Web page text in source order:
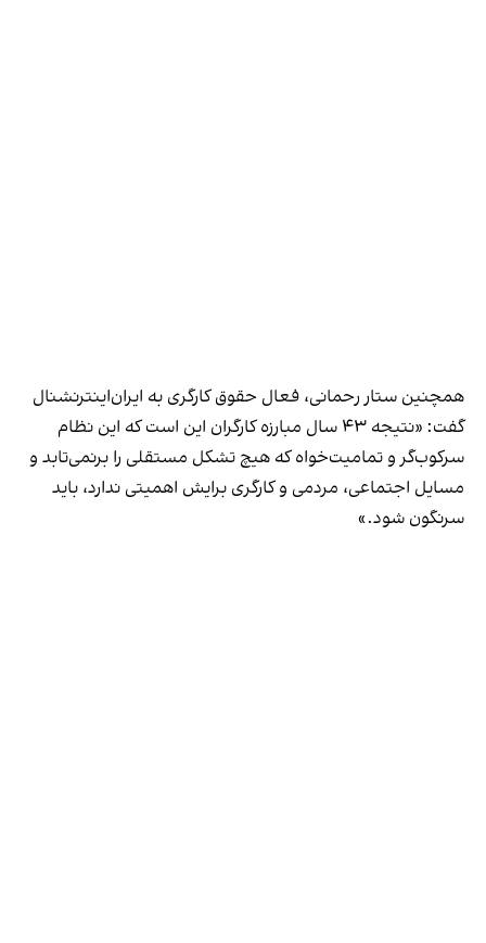
همچنین ستار رحمانی، فعال حقوق کارگری به ایران‌اینترنشنال
گفت: «نتیجه ۴۳ سال مبارزه کارگران این است که این نظام
سرکوب‌گر و تمامیت‌خواه که هیچ تشکل مستقلی را برنمی‌تابد و
مسایل اجتماعی، مردمی و کارگری برایش اهمیتی ندارد، باید
سرنگون شود.»